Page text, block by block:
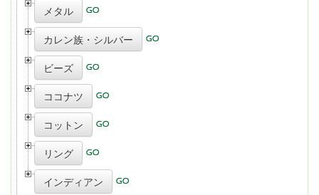
メタル
カレン族・シルバー
ビーズ
ココナツ
コットン
リング
インディアン